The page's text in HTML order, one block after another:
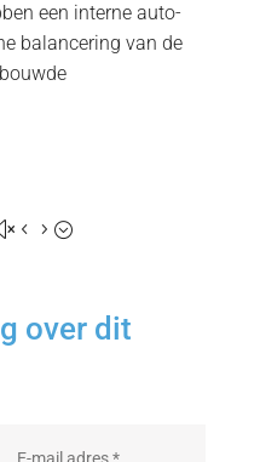
een interne auto-
balancering van de
over dit